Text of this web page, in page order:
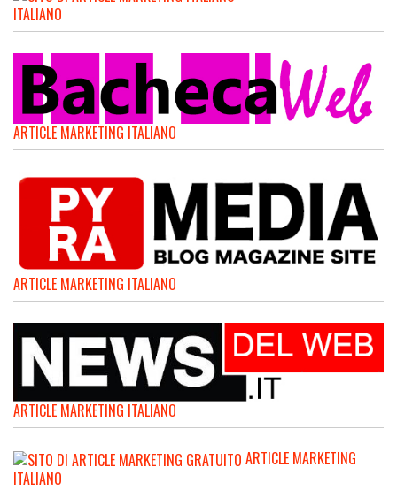
ITALIANO
ARTICLE MARKETING ITALIANO
ARTICLE MARKETING ITALIANO
ARTICLE MARKETING ITALIANO
ARTICLE MARKETING
ITALIANO